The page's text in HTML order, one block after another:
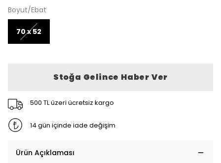
Boyut/Ebat
70 x 52
Stoğa Gelince Haber Ver
500 TL üzeri ücretsiz kargo
14 gün içinde iade değişim
Ürün Açıklaması